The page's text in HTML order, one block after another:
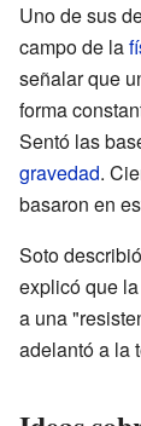
Uno de sus
campo de la
señalar que
forma
Sentó las
gravedad.
basaron en
Soto
explicó que
a una
adelantó a la